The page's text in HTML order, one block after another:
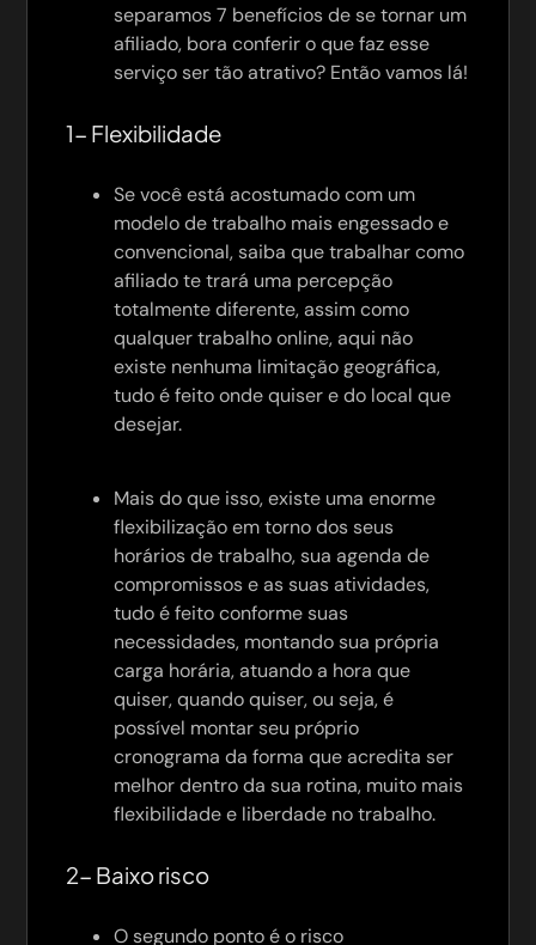
separamos 7 benefícios de se tornar um
afiliado, bora conferir o que faz esse
serviço ser tão atrativo? Então vamos lá!
1- Flexibilidade
Se você está acostumado com um
modelo de trabalho mais engessado e
convencional, saiba que trabalhar como
afiliado te trará uma percepção
totalmente diferente, assim como
qualquer trabalho online, aqui não
existe nenhuma limitação geográfica,
tudo é feito onde quiser e do local que
desejar.
Mais do que isso, existe uma enorme
flexibilização em torno dos seus
horários de trabalho, sua agenda de
compromissos e as suas atividades,
tudo é feito conforme suas
necessidades, montando sua própria
carga horária, atuando a hora que
quiser, quando quiser, ou seja, é
possível montar seu próprio
cronograma da forma que acredita ser
melhor dentro da sua rotina, muito mais
flexibilidade e liberdade no trabalho.
2- Baixo risco
O segundo ponto é o risco